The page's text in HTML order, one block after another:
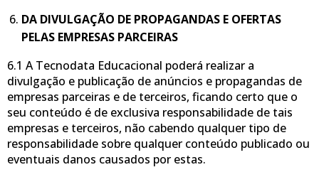
DA DIVULGAÇÃO DE PROPAGANDAS E OFERTAS
PELAS EMPRESAS PARCEIRAS
6.1 A Tecnodata Educacional poderá realizar a
divulgação e publicação de anúncios e propagandas de
empresas parceiras e de terceiros, ficando certo que o
seu conteúdo é de exclusiva responsabilidade de tais
empresas e terceiros, não cabendo qualquer tipo de
responsabilidade sobre qualquer conteúdo publicado ou
eventuais danos causados por estas.